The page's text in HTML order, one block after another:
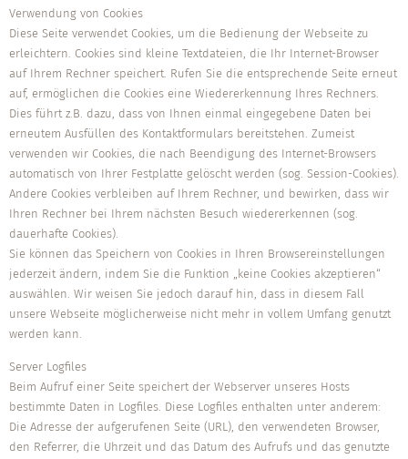
Verwendung von Cookies
Diese Seite verwendet Cookies, um die Bedienung der Webseite zu
erleichtern. Cookies sind kleine Textdateien, die Ihr Internet-Browser
auf Ihrem Rechner speichert. Rufen Sie die entsprechende Seite erneut
auf, ermöglichen die Cookies eine Wiedererkennung Ihres Rechners.
Dies führt z.B. dazu, dass von Ihnen einmal eingegebene Daten bei
erneutem Ausfüllen des Kontaktformulars bereitstehen. Zumeist
verwenden wir Cookies, die nach Beendigung des Internet-Browsers
automatisch von Ihrer Festplatte gelöscht werden (sog. Session-Cookies).
Andere Cookies verbleiben auf Ihrem Rechner, und bewirken, dass wir
Ihren Rechner bei Ihrem nächsten Besuch wiedererkennen (sog.
dauerhafte Cookies).
Sie können das Speichern von Cookies in Ihren Browsereinstellungen
jederzeit ändern, indem Sie die Funktion „keine Cookies akzeptieren“
auswählen. Wir weisen Sie jedoch darauf hin, dass in diesem Fall
unsere Webseite möglicherweise nicht mehr in vollem Umfang genutzt
werden kann.
Server Logfiles
Beim Aufruf einer Seite speichert der Webserver unseres Hosts
bestimmte Daten in Logfiles. Diese Logfiles enthalten unter anderem:
Die Adresse der aufgerufenen Seite (URL), den verwendeten Browser,
den Referrer, die Uhrzeit und das Datum des Aufrufs und das genutzte